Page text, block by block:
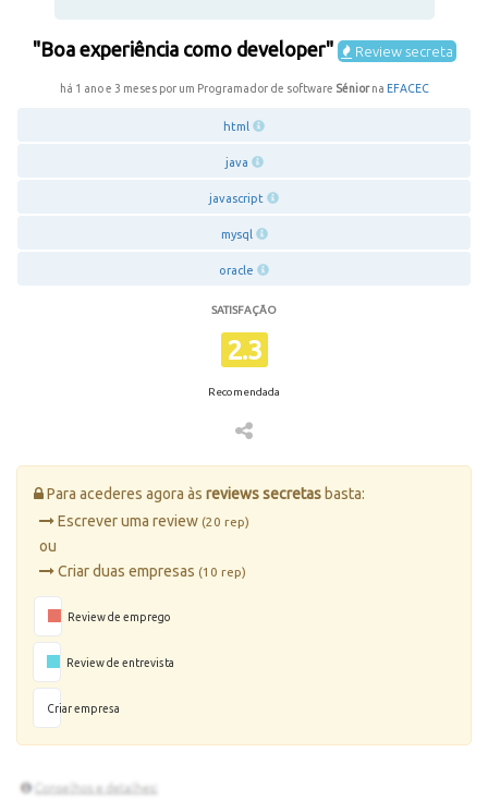
"Boa experiência como developer" Review secreta
há 1 ano e 3 meses por um Programador de software Séniorna EFACEC
html
java
javascript
mysql
oracle
SATISFAÇÃO
2.3
Recomendada
Para acederes agora às reviews secretas basta:
Escrever uma review (20 rep)
ou
Criar duas empresas (10 rep)
Review de emprego
Review de entrevista
Criar empresa